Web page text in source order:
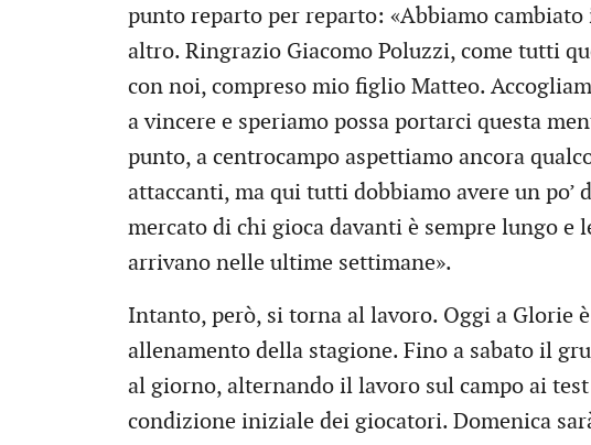
punto reparto per reparto: «Abbiamo cambiato
altro. Ringrazio Giacomo Poluzzi, come tutti
con noi, compreso mio figlio Matteo.
a vincere e speriamo possa portarci questa
punto, a centrocampo aspettiamo ancora
attaccanti, ma qui tutti dobbiamo avere un po’
mercato di chi gioca davanti è sempre lungo e
arrivano nelle ultime settimane».
Intanto, però, si torna al lavoro. Oggi a Glorie
allenamento della stagione. Fino a sabato il
al giorno, alternando il lavoro sul campo ai
condizione iniziale dei giocatori. Domenica